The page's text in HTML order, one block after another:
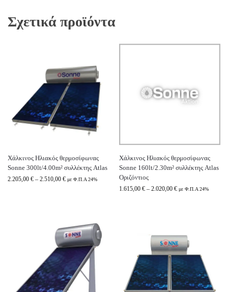
Σχετικά προϊόντα
Χάλκινος Ηλιακός θερμοσίφωνας
Sonne 300lt/4.00m² συλλέκτης Atlas
2.205,00 € – 2.510,00 € με Φ.Π.Α 24%
Χάλκινος Ηλιακός θερμοσίφωνας
Sonne 160lt/2.30m² συλλέκτης Atlas
Οριζόντιος
1.615,00 € – 2.020,00 € με Φ.Π.Α 24%